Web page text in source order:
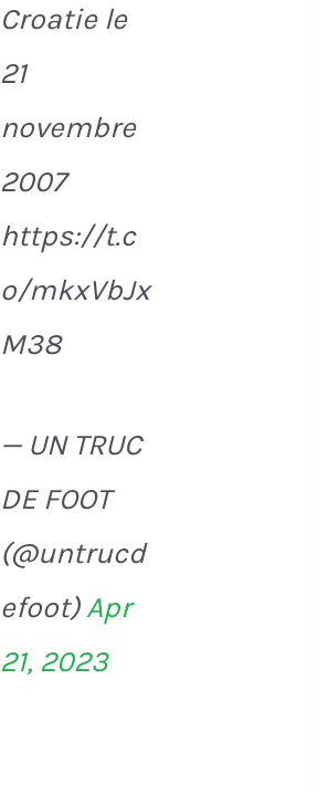
Croatie le
21
novembre
2007
https://t.c
o/mkxVbJx
M38
— UN TRUC
DE FOOT
(@untrucd
efoot)Apr
21, 2023